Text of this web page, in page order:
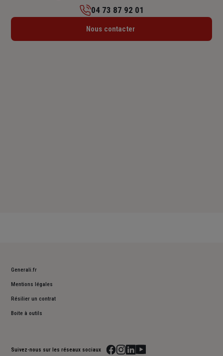
Lundi : 14h – 18h
04 73 87 92 01
Nous contacter
Generali.fr
Mentions légales
Résilier un contrat
Boite à outils
Suivez-nous sur les réseaux sociaux